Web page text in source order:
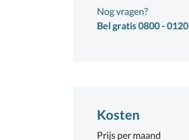
Nog vragen?
Bel gratis 0800 - 0120
Kosten
Prijs per maand